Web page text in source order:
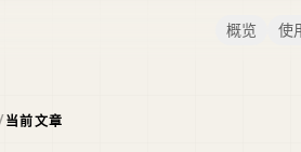
概览 使
当前文章